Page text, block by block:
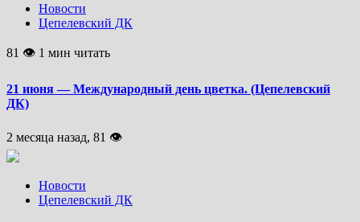
Новости
Цепелевский ДК
81 👁 1 мин читать
21 июня — Международный день цветка. (Цепелевский
ДК)
2 месяца назад, 81 👁
Новости
Цепелевский ДК